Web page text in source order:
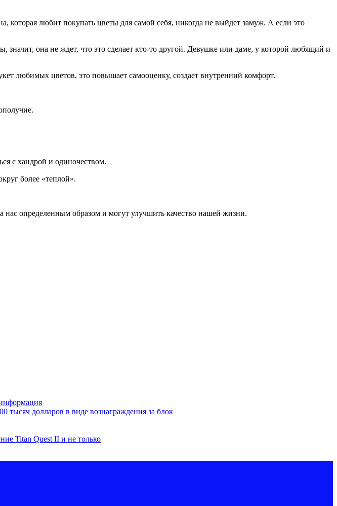
любит покупать цветы для самой себя, никогда не выйдет замуж. А если это
она не ждет, что это сделает кто-то другой. Девушке или даме, у которой любящий и
любимых цветов, это повышает самооценку, создает внутренний комфорт.
с хандрой и одиночеством.
более «теплой».
нас определенным образом и могут улучшить качество нашей жизни.
тысяч долларов в виде вознаграждения за блок
Titan Quest II и не только